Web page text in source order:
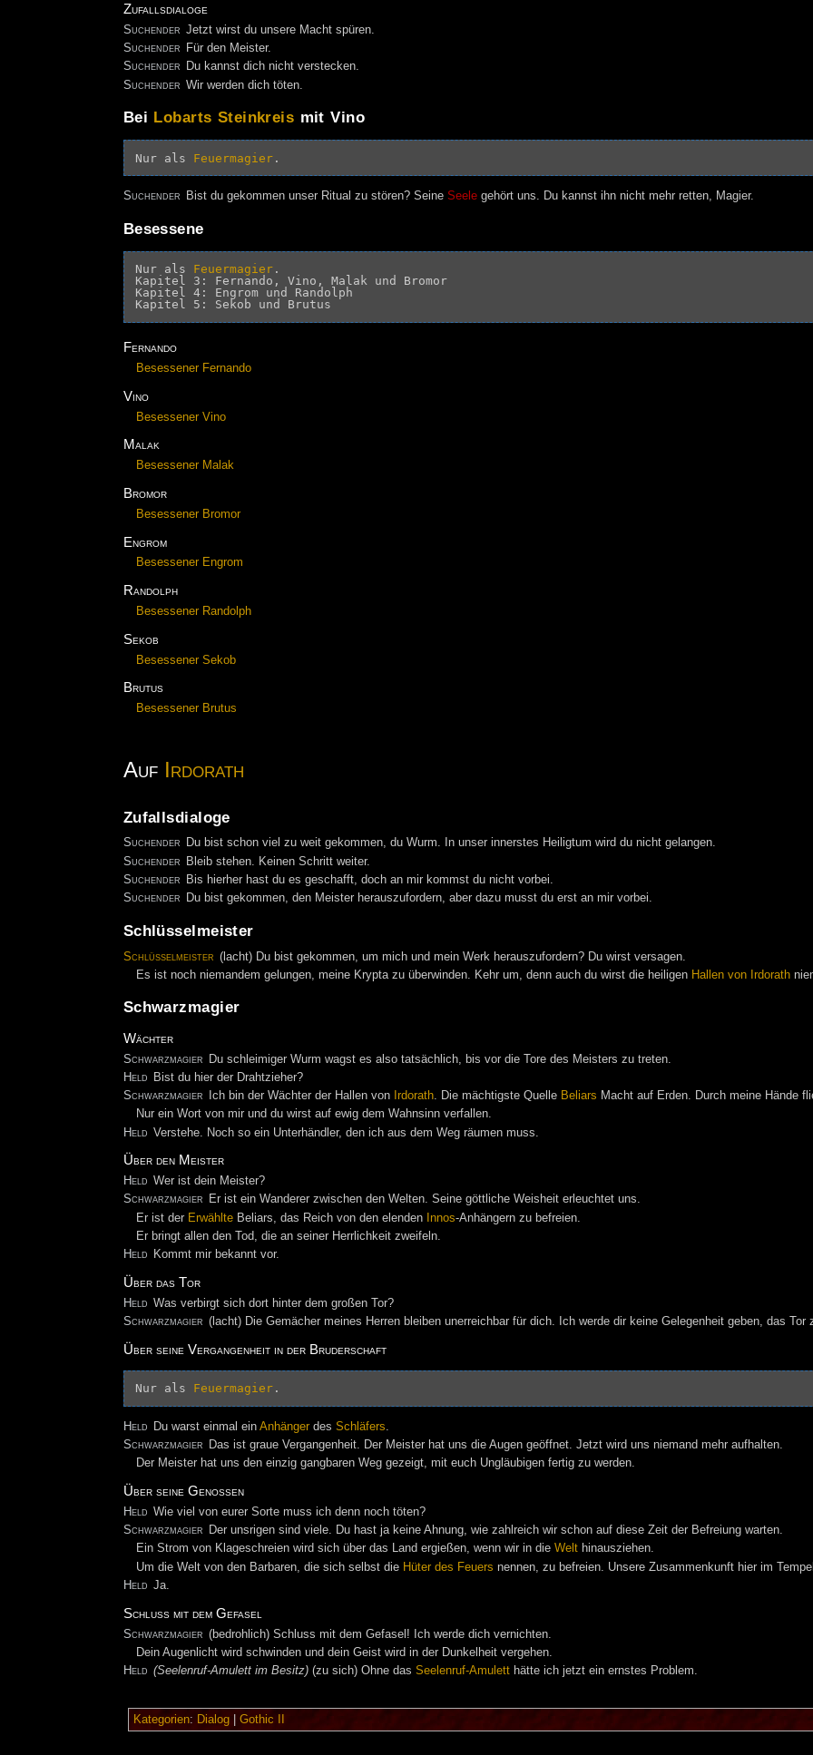
Zufallsdialoge
Suchender Jetzt wirst du unsere Macht spüren.
Suchender
Für den Meister.
Suchender
Du kannst dich nicht verstecken.
Suchender Wir werden dich töten.
Bei Lobarts Steinkreis mit Vino
Nur als Feuermagier
Suchender Bist du gekommen unser Ritual zu stören? SeineSeele gehört uns. Du kannst ihn nicht mehr retten, Magier.
Besessene
Nur als Feuermagier .
Kapitel 3: Fernando, Vino, Malak und Bromor
Kapitel 4: Engrom und Randolph
Fernando
Besessener Fernando
Vino
Besessener Vino
Malak
Besessener Malak
Bromor
Besessener Bromor
Engrom
Besessener Engrom
Randolph
Besessener Randolph
Sekob
Besessener Sekob
Brutus
Besessener Brutus
Auf Irdorath
Zufallsdialoge
Suchender
Du bist schon viel zu weit gekommen, du Wurm. In unser innerstes Heiligtum wird du nicht gelangen.
Suchender
Bleib stehen. Keinen Schritt weiter.
Suchender
Bis hierher hast du es geschafft, doch an mir kommst du nicht vorbei.
Suchender
Du bist gekommen, den Meister herauszufordern, aber dazu musst du erst an mir vorbei.
Schlüsselmeister
Schlüsselmeister (lacht) Du bist gekommen, um mich und mein Werk herauszufordern? Du wirst versagen.
Es ist noch niemandem gelungen, meine Krypta zu überwinden. Kehr um, denn auch du wirst die heiligen Hallen von Irdorath
Schwarzmagier
Wächter
Schwarzmagier
Du schleimiger Wurm wagst es also tatsächlich, bis vor die Tore des Meisters zu treten.
Held
Bist du hier der Drahtzieher?
Schwarzmagier
Ich bin der Wächter der Hallen von Irdorath. Die mächtigste Quelle Beliars Macht auf Erden. Durch meine Hände
Nur ein Wort von mir und du wirst auf ewig dem Wahnsinn verfallen.
Held Verstehe. Noch so ein Unterhändler, den ich aus dem Weg räumen muss.
Über den Meister
Held Wer ist dein Meister?
Schwarzmagier
Er ist ein Wanderer zwischen den Welten. Seine göttliche Weisheit erleuchtet uns.
Er ist der ErwählteBeliars, das Reich von den elenden Innos-Anhängern zu befreien.
Er bringt allen den Tod, die an seiner Herrlichkeit zweifeln.
Held
Kommt mir bekannt vor.
Über das Tor
Held Was verbirgt sich dort hinter dem großen Tor?
Schwarzmagier (lacht) Die Gemächer meines Herren bleiben unerreichbar für dich. Ich werde dir keine Gelegenheit geben, das Tor
Über seine Vergangenheit in der Bruderschaft
Nur als Feuermagier
Held Du warst einmal einAnhänger desSchläfers
Schwarzmagier
Das ist graue Vergangenheit. Der Meister hat uns die Augen geöffnet. Jetzt wird uns niemand mehr aufhalten.
Der Meister hat uns den einzig gangbaren Weg gezeigt, mit euch Ungläubigen fertig zu werden.
Über seine Genossen
Held Wie viel von eurer Sorte muss ich denn noch töten?
Schwarzmagier
Der unsrigen sind viele. Du hast ja keine Ahnung, wie zahlreich wir schon auf diese Zeit der Befreiung warten.
Ein Strom von Klageschreien wird sich über das Land ergießen, wenn wir in die Welthinausziehen.
Um die Welt von den Barbaren, die sich selbst die Hüter des Feuers nennen, zu befreien. Unsere Zusammenkunft hier im
Held Ja.
Schluss mit dem Gefasel
Schwarzmagier (bedrohlich) Schluss mit dem Gefasel! Ich werde dich vernichten.
Dein Augenlicht wird schwinden und dein Geist wird in der Dunkelheit vergehen.
Held (Seelenruf-Amulett im Besitz) (zu sich) Ohne dasSeelenruf-Amulett hätte ich jetzt ein ernstes Problem.
Kategorien: Dialog| Gothic II